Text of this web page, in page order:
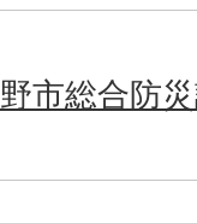
市総合防